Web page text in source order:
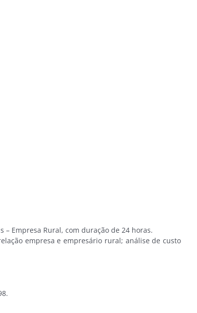
Empresa Rural, com duração de 24 horas.
empresa e empresário rural; análise de custo